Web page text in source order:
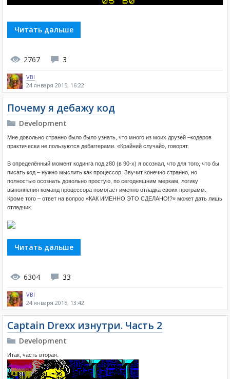
Читать дальше
2767 3
VBI
24 января 2015, 16:22
Почему я дебажу код
Development
Мне довольно странно было было узнать, что много из моих друзей –кодеров
практически не пользуются дебаггерами. «Крайний случай», говорят.
В определённый момент кодинга под z80 (в 90-х) я осознал, что для того, что бы
писать код – нужно мыслить как процессор. Звучит конечно странно, но
полностью осознать довольно простую, по сегодняшним меркам, логику
выполнения команд процессора помогает именно отладка своих программ.
Кроме того – ответ на вопрос «КАК ИМЕННО ЭТО СДЕЛАНО!?» может дать лишь
отладчик.
Читать дальше
6304 33
VBI
24 января 2015, 13:42
Captain Drexx изнутри. Часть 2
Development
Итак, часть вторая.